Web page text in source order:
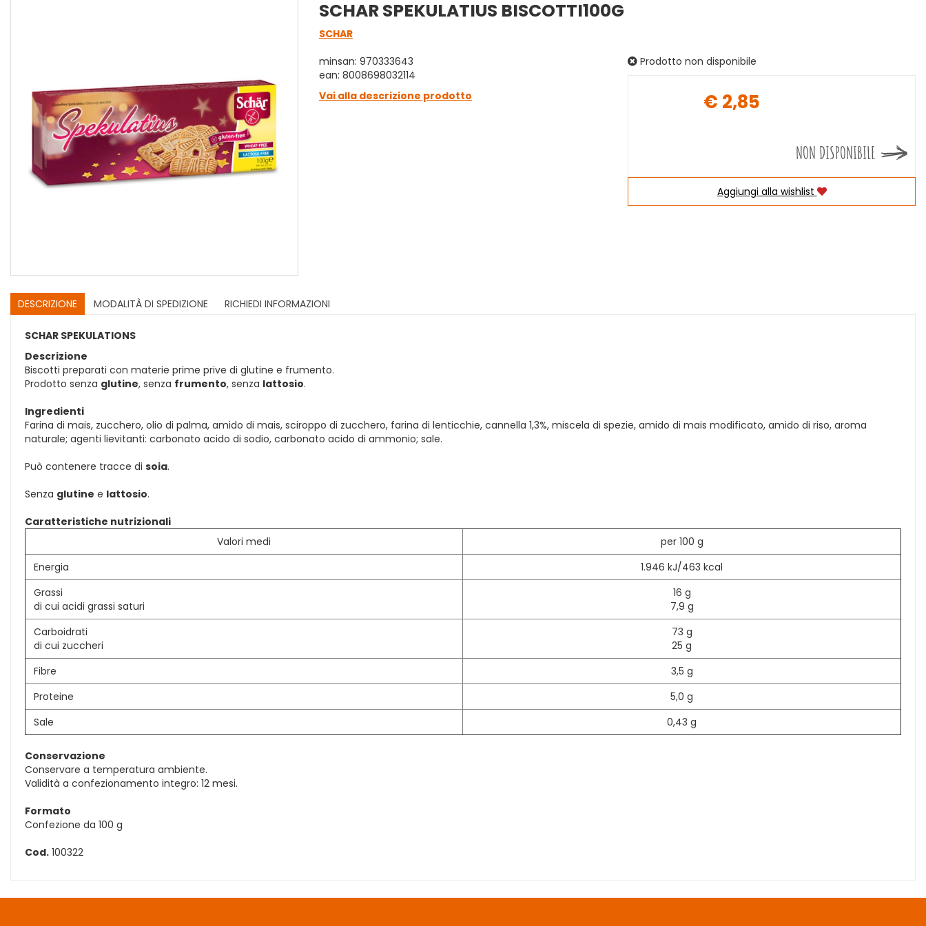
SCHAR SPEKULATIUS BISCOTTI100G
SCHAR
minsan: 970333643
ean: 8008698032114
Vai alla descrizione prodotto
Prodotto non disponibile
€ 2,85
NON DISPONIBILE
Aggiungi alla wishlist
DESCRIZIONE MODALITÀ DI SPEDIZIONE RICHIEDI INFORMAZIONI
SCHAR SPEKULATIONS
Descrizione
Biscotti preparati con materie prime prive di glutine e frumento.
Prodotto senza glutine, senza frumento, senza lattosio.
Ingredienti
Farina di mais, zucchero, olio di palma, amido di mais, sciroppo di zucchero, farina di lenticchie, cannella 1,3%, miscela di spezie, amido di mais modificato, amido di riso, aroma
naturale; agenti lievitanti: carbonato acido di sodio, carbonato acido di ammonio; sale.
Può contenere tracce di soia.
Senza glutine e lattosio.
Caratteristiche nutrizionali
Valori medi
per 100 g
Energia
1.946 kJ/463 kcal
Grassi
di cui acidi grassi saturi
16 g
7,9 g
Carboidrati
di cui zuccheri
73 g
25 g
Fibre
3,5 g
Proteine
5,0 g
Sale
0,43 g
Conservazione
Conservare a temperatura ambiente.
Validità a confezionamento integro: 12 mesi.
Formato
Confezione da 100 g
Cod. 100322